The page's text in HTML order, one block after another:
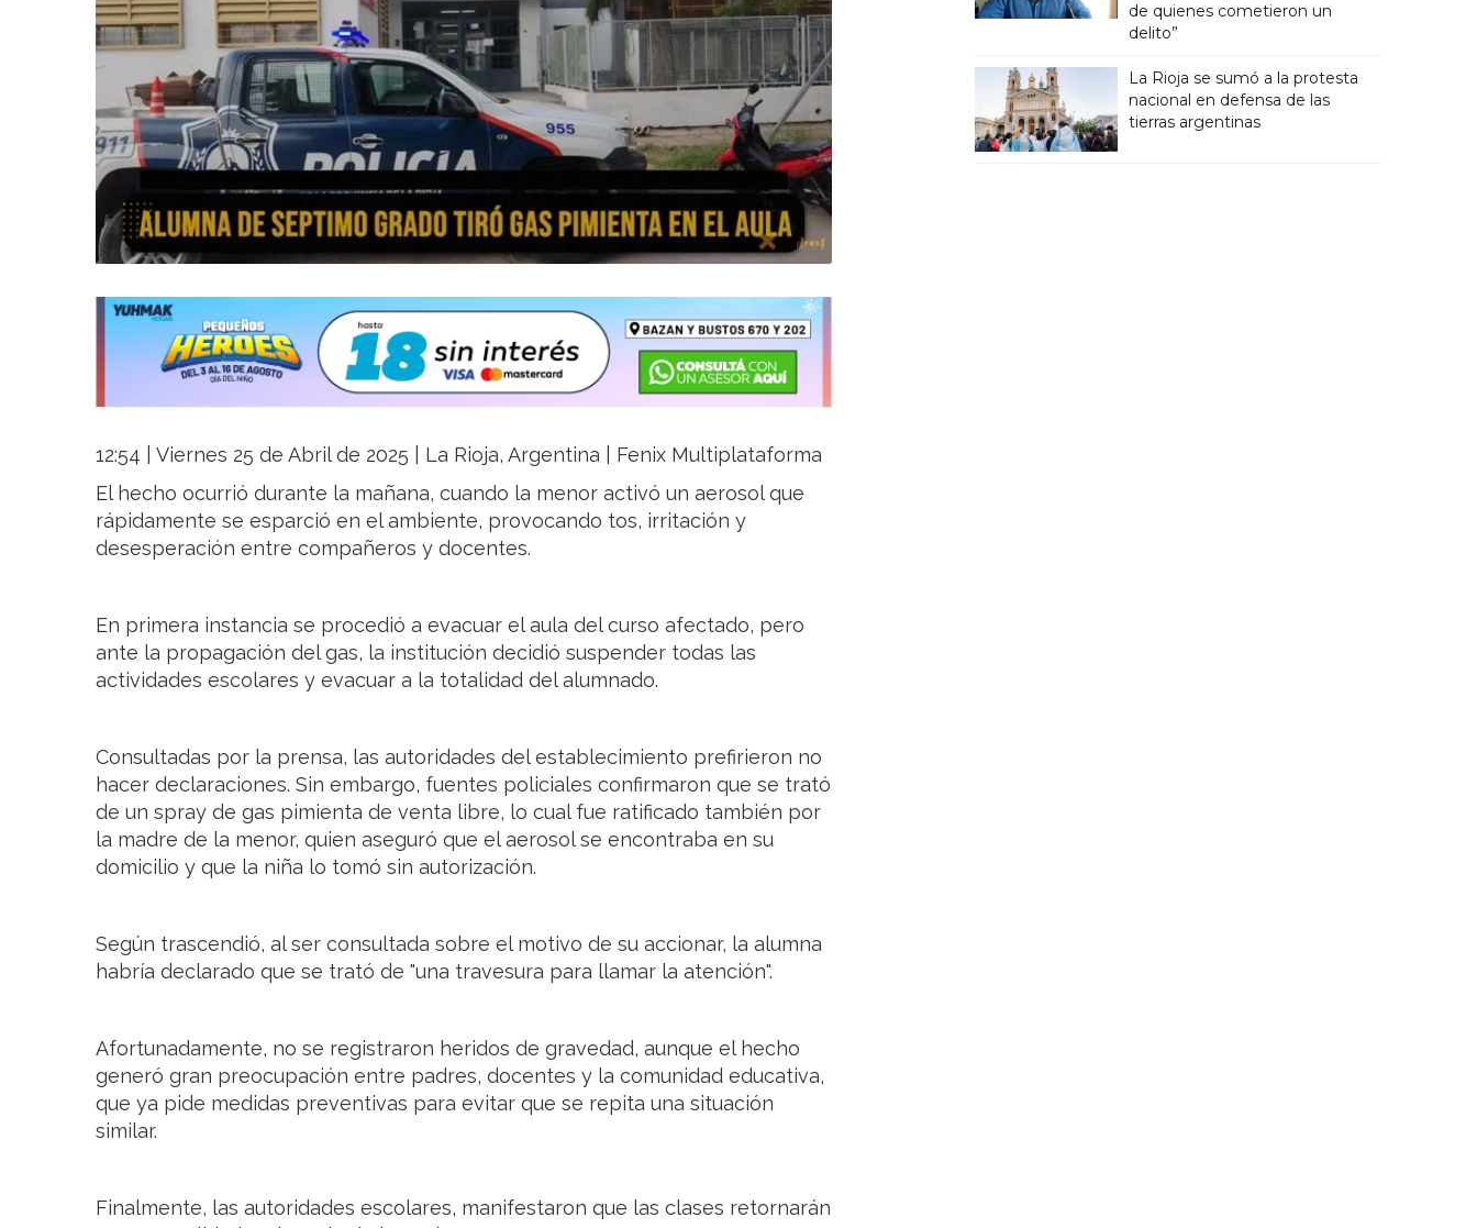
12:54 | Viernes 25 de Abril de 2025 | La Rioja, Argentina | Fenix Multiplataforma
El hecho ocurrió durante la mañana, cuando la menor activó un aerosol que
rápidamente se esparció en el ambiente, provocando tos, irritación y
desesperación entre compañeros y docentes.
En primera instancia se procedió a evacuar el aula del curso afectado, pero
ante la propagación del gas, la institución decidió suspender todas las
actividades escolares y evacuar a la totalidad del alumnado.
Consultadas por la prensa, las autoridades del establecimiento prefirieron no
hacer declaraciones. Sin embargo, fuentes policiales confirmaron que se trató
de un spray de gas pimienta de venta libre, lo cual fue ratificado también por
la madre de la menor, quien aseguró que el aerosol se encontraba en su
domicilio y que la niña lo tomó sin autorización.
Según trascendió, al ser consultada sobre el motivo de su accionar, la alumna
habría declarado que se trató de "una travesura para llamar la atención".
Afortunadamente, no se registraron heridos de gravedad, aunque el hecho
generó gran preocupación entre padres, docentes y la comunidad educativa,
que ya pide medidas preventivas para evitar que se repita una situación
similar.
Finalmente, las autoridades escolares, manifestaron que las clases retornarán
de quienes cometieron un
delito”
La Rioja se sumó a la protesta
nacional en defensa de las
tierras argentinas